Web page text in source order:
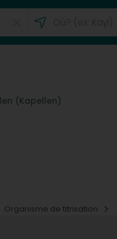
(Kapellen)
Organisme de titrisation